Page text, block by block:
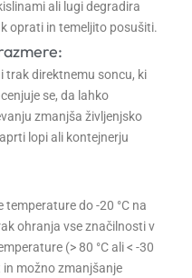
ali lugi degradira
oprati in temeljito posušiti.
trak direktnemu soncu, ki
se, da lahko
zmanjša življenjsko
lopi ali kontejnerju
temperature do -20 °C na
ohranja vse značilnosti v
(> 80 °C ali < -30
možno zmanjšanje